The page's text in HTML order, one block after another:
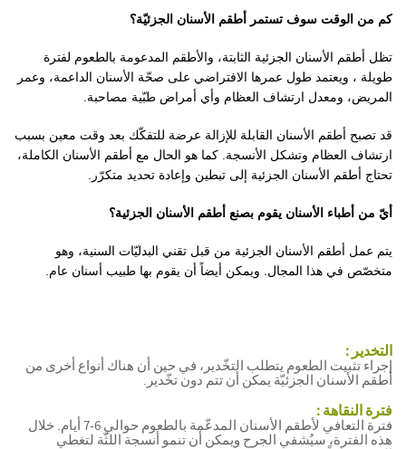
كم من الوقت سوف تستمر أطقم الأسنان الجزئيّة؟
تظل أطقم الأسنان الجزئية الثابتة، والأطقم المدعومة بالطعوم لفترة
طويلة ، ويعتمد طول عمرها الافتراضي على صحّة الأسنان الداعمة، وعمر
المريض، ومعدل ارتشاف العظام وأي أمراض طبّية مصاحبة
قد تصبح أطقم الأسنان القابلة للإزالة عرضة للتفكّك بعد وقت معين بسبب
ارتشاف العظام وتشكل الأنسجة. كما هو الحال مع أطقم الأسنان الكاملة،
تحتاج أطقم الأسنان الجزئية إلى تبطين وإعادة تحديد متكرّر.
أيّ من أطباء الأسنان يقوم بصنع أطقم الأسنان الجزئية؟
يتم عمل أطقم الأسنان الجزئية من قبل تقني البدليّات السنية، وهو
متخصّص في هذا المجال. ويمكن أيضاً أن يقوم بها طبيب أسنان عام.
التخدير :
إجراء تثبيت الطعوم يتطلب التخّدير، في حين أن هناك أنواع أخرى من
أطقم الأسنان الجزئيّة يمكن أن تتم دون تخّدير.
فترة النقاهة :
فترة التعافي لأطقم الأسنان المدعّمة بالطعوم حوالي 6-7 أيام. خلال
هذه الفترة، سيُشفي الجرح ويمكن أن تنمو أنسجة اللثّة لتغطي
أطقم
الأسنان
الكاملة
علي
موقع
ويكيبيديا:
أطقم